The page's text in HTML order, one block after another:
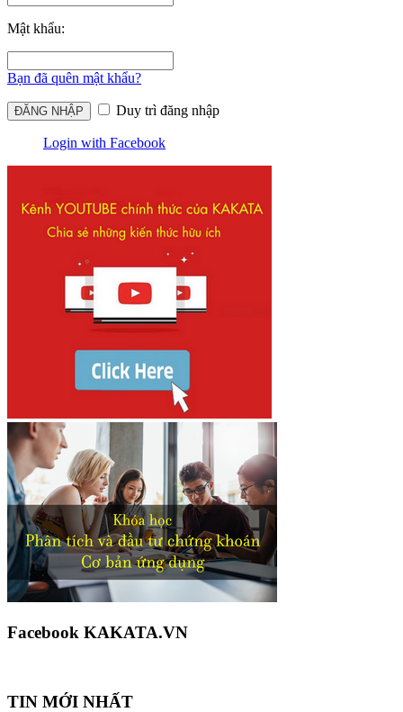
Mật khẩu:
Bạn đã quên mật khẩu?
Duy trì đăng nhập
Login with Facebook
Facebook KAKATA.VN
TIN MỚI NHẤT